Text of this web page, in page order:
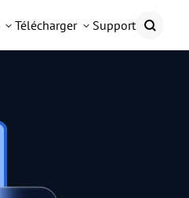
Télécharger Support